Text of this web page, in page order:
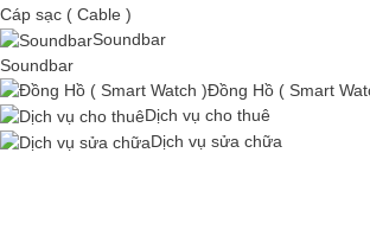
Cáp sạc ( Cable )
Soundbar
Soundbar
Đồng Hồ ( Smart
Dịch vụ cho thuê
Dịch vụ sửa chữa